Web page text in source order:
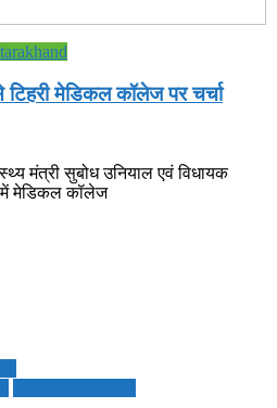
मेडिकल कॉलेज पर चर्चा
मंत्री सुबोध उनियाल एवं विधायक
में मेडिकल कॉलेज